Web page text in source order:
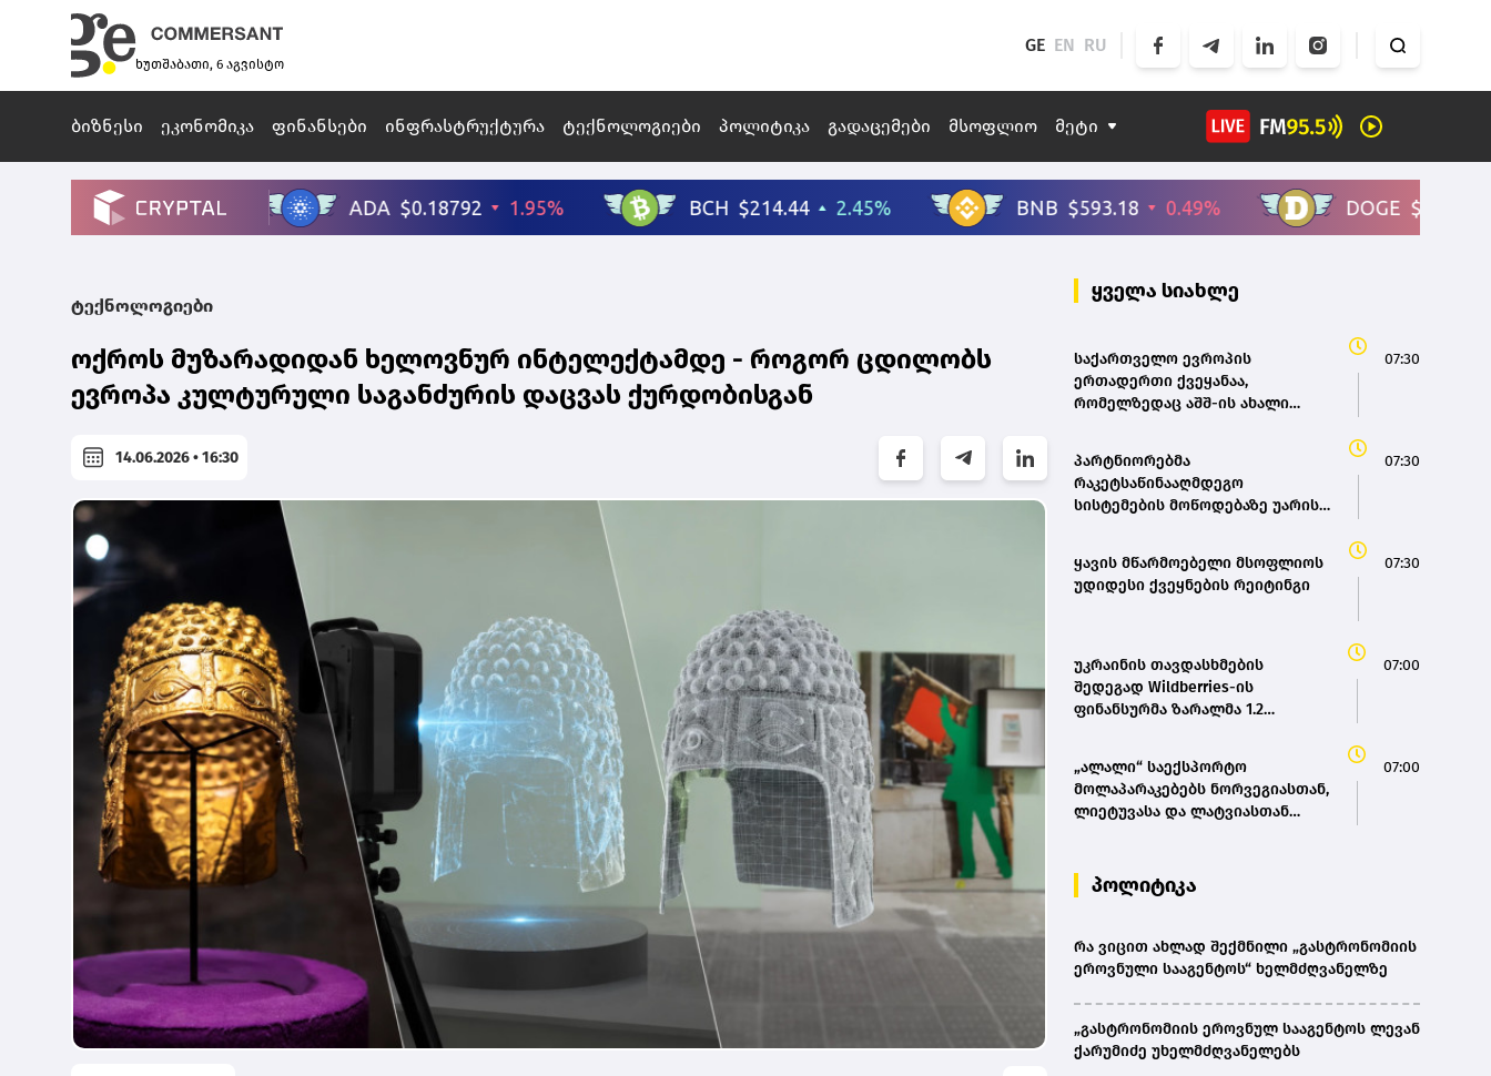
ხუთშაბათი, 6 აგვისტო
GE EN RU
ბიზნესი ეკონომიკა ფინანსები ინფრასტრუქტურა ტექნოლოგიები პოლიტიკა გადაცემები მსოფლიო მეტი
ტექნოლოგიები
ოქროს მუზარადიდან ხელოვნურ ინტელექტამდე - როგორ ცდილობს
ევროპა კულტურული საგანძურის დაცვას ქურდობისგან
14.06.2026 • 16:30
ყველა სიახლე
საქართველო ევროპის
ერთადერთი ქვეყანაა,
რომელზედაც აშშ-ის ახალი
07:30
პარტნიორებმა
რაკეტსაწინააღმდეგო
სისტემების მოწოდებაზე უარის
მიმდინარე კონფლიქტი
დაასახელეს - ვოლოდიმირ
07:30
ყავის მწარმოებელი მსოფლიოს
უდიდესი ქვეყნების რეიტინგი
07:30
უკრაინის თავდასხმების
შედეგად Wildberries-ის
ფინანსურმა ზარალმა 1.2
07:00
„ალალი“ საექსპორტო
მოლაპარაკებებს ნორვეგიასთან,
ლიეტუვასა და ლატვიასთან
07:00
პოლიტიკა
რა ვიცით ახლად შექმნილი „გასტრონომიის
ეროვნული სააგენტოს“ ხელმძღვანელზე
„გასტრონომიის ეროვნულ სააგენტოს ლევან
ქარუმიძე უხელმძღვანელებს